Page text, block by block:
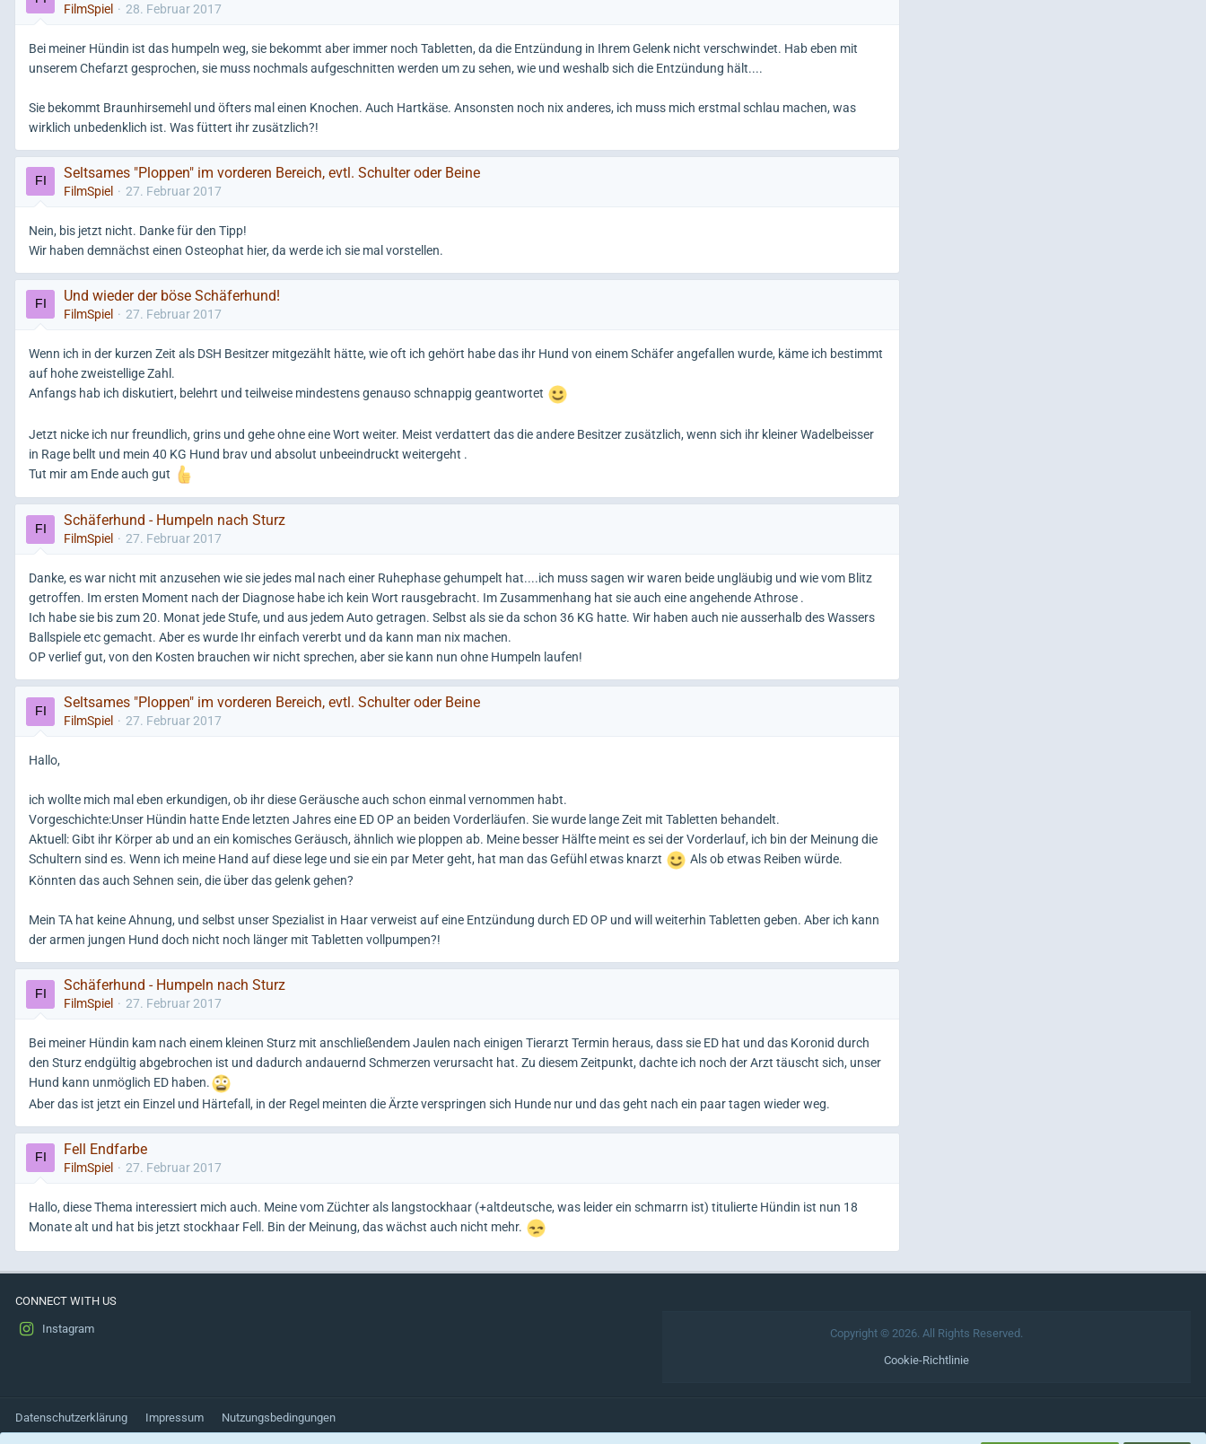
FilmSpiel 28. Februar 2017
Bei meiner Hündin ist das humpeln weg, sie bekommt aber immer noch Tabletten, da die Entzündung in Ihrem Gelenk nicht verschwindet. Hab eben mit
unserem Chefarzt gesprochen, sie muss nochmals aufgeschnitten werden um zu sehen, wie und weshalb sich die Entzündung hält....
Sie bekommt Braunhirsemehl und öfters mal einen Knochen. Auch Hartkäse. Ansonsten noch nix anderes, ich muss mich erstmal schlau machen, was
wirklich unbedenklich ist. Was füttert ihr zusätzlich?!
Seltsames "Ploppen" im vorderen Bereich, evtl. Schulter oder Beine
FilmSpiel 27. Februar 2017
Nein, bis jetzt nicht. Danke für den Tipp!
Wir haben demnächst einen Osteophat hier, da werde ich sie mal vorstellen.
Und wieder der böse Schäferhund!
FilmSpiel 27. Februar 2017
Wenn ich in der kurzen Zeit als DSH Besitzer mitgezählt hätte, wie oft ich gehört habe das ihr Hund von einem Schäfer angefallen wurde, käme ich bestimmt
auf hohe zweistellige Zahl.
Anfangs hab ich diskutiert, belehrt und teilweise mindestens genauso schnappig geantwortet
Jetzt nicke ich nur freundlich, grins und gehe ohne eine Wort weiter. Meist verdattert das die andere Besitzer zusätzlich, wenn sich ihr kleiner Wadelbeisser
in Rage bellt und mein 40 KG Hund brav und absolut unbeeindruckt weitergeht .
Tut mir am Ende auch gut
Schäferhund - Humpeln nach Sturz
FilmSpiel 27. Februar 2017
Danke, es war nicht mit anzusehen wie sie jedes mal nach einer Ruhephase gehumpelt hat....ich muss sagen wir waren beide ungläubig und wie vom Blitz
getroffen. Im ersten Moment nach der Diagnose habe ich kein Wort rausgebracht. Im Zusammenhang hat sie auch eine angehende Athrose .
Ich habe sie bis zum 20. Monat jede Stufe, und aus jedem Auto getragen. Selbst als sie da schon 36 KG hatte. Wir haben auch nie ausserhalb des Wassers
Ballspiele etc gemacht. Aber es wurde Ihr einfach vererbt und da kann man nix machen.
OP verlief gut, von den Kosten brauchen wir nicht sprechen, aber sie kann nun ohne Humpeln laufen!
Seltsames "Ploppen" im vorderen Bereich, evtl. Schulter oder Beine
FilmSpiel 27. Februar 2017
Hallo,
ich wollte mich mal eben erkundigen, ob ihr diese Geräusche auch schon einmal vernommen habt.
Vorgeschichte:Unser Hündin hatte Ende letzten Jahres eine ED OP an beiden Vorderläufen. Sie wurde lange Zeit mit Tabletten behandelt.
Aktuell: Gibt ihr Körper ab und an ein komisches Geräusch, ähnlich wie ploppen ab. Meine besser Hälfte meint es sei der Vorderlauf, ich bin der Meinung die
Schultern sind es. Wenn ich meine Hand auf diese lege und sie ein par Meter geht, hat man das Gefühl etwas knarzt
Als ob etwas Reiben würde.
Könnten das auch Sehnen sein, die über das gelenk gehen?
Mein TA hat keine Ahnung, und selbst unser Spezialist in Haar verweist auf eine Entzündung durch ED OP und will weiterhin Tabletten geben. Aber ich kann
der armen jungen Hund doch nicht noch länger mit Tabletten vollpumpen?!
Schäferhund - Humpeln nach Sturz
FilmSpiel 27. Februar 2017
Bei meiner Hündin kam nach einem kleinen Sturz mit anschließendem Jaulen nach einigen Tierarzt Termin heraus, dass sie ED hat und das Koronid durch
den Sturz endgültig abgebrochen ist und dadurch andauernd Schmerzen verursacht hat. Zu diesem Zeitpunkt, dachte ich noch der Arzt täuscht sich, unser
Hund kann unmöglich ED haben.
Aber das ist jetzt ein Einzel und Härtefall, in der Regel meinten die Ärzte verspringen sich Hunde nur und das geht nach ein paar tagen wieder weg.
Fell Endfarbe
FilmSpiel 27. Februar 2017
Hallo, diese Thema interessiert mich auch. Meine vom Züchter als langstockhaar (+altdeutsche, was leider ein schmarrn ist) titulierte Hündin ist nun 18
Monate alt und hat bis jetzt stockhaar Fell. Bin der Meinung, das wächst auch nicht mehr.
CONNECT WITH US
Instagram
Copyright © 2026. All Rights Reserved.
Cookie-Richtlinie
Datenschutzerklärung Impressum Nutzungsbedingungen